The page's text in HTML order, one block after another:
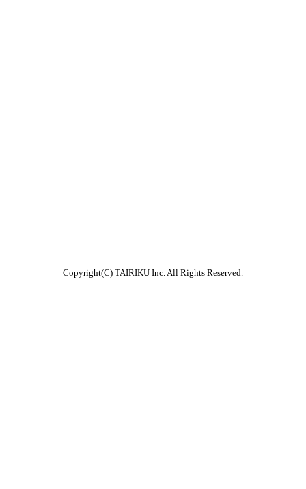
Copyright(C) TAIRIKU Inc. All Rights Reserved.